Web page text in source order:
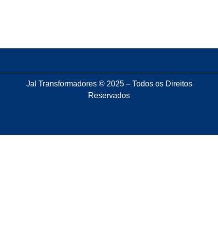
Jal Transformadores © 2025 – Todos os Direitos
Reservados